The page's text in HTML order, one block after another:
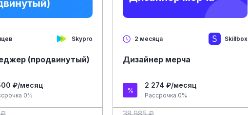
Skypro
(продвинутый)
₽/месяц
0%
2 месяца Skillbox
Дизайнер мерча
2 274 ₽/месяц
Рассрочка 0%